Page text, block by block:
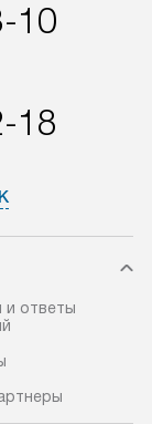
10
18
и ответы